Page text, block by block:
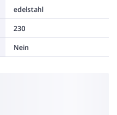
edelstahl
230
Nein